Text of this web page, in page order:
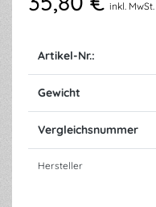
inkl. MwSt.
Artikel-Nr.:
Gewicht
Vergleichsnummer
Hersteller